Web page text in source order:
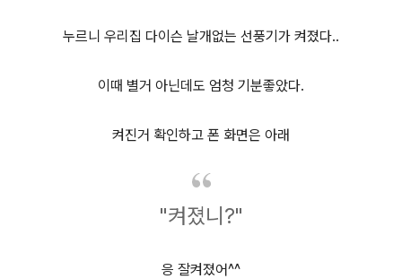
누르니 우리집 다이슨 날개없는 선풍기가 켜졌다..
이때 별거 아닌데도 엄청 기분좋았다.
켜진거 확인하고 폰 화면은 아래
"켜졌니?"
응 잘켜졌어^^